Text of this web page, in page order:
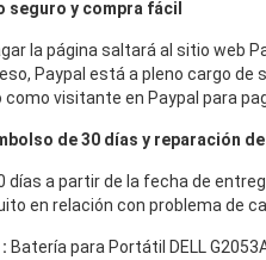
seguro y compra fácil
la página saltará al sitio web
Paypal está a pleno cargo
como visitante en Paypal para
de 30 días y reparación
días a partir de la fecha de
en relación con problema de
Batería para Portátil DELL